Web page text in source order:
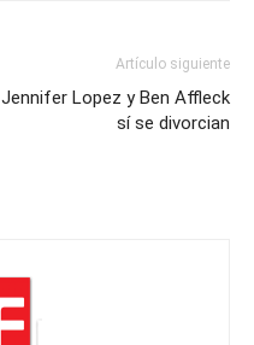
Artículo siguiente
Jennifer Lopez y Ben Affleck
sí se divorcian